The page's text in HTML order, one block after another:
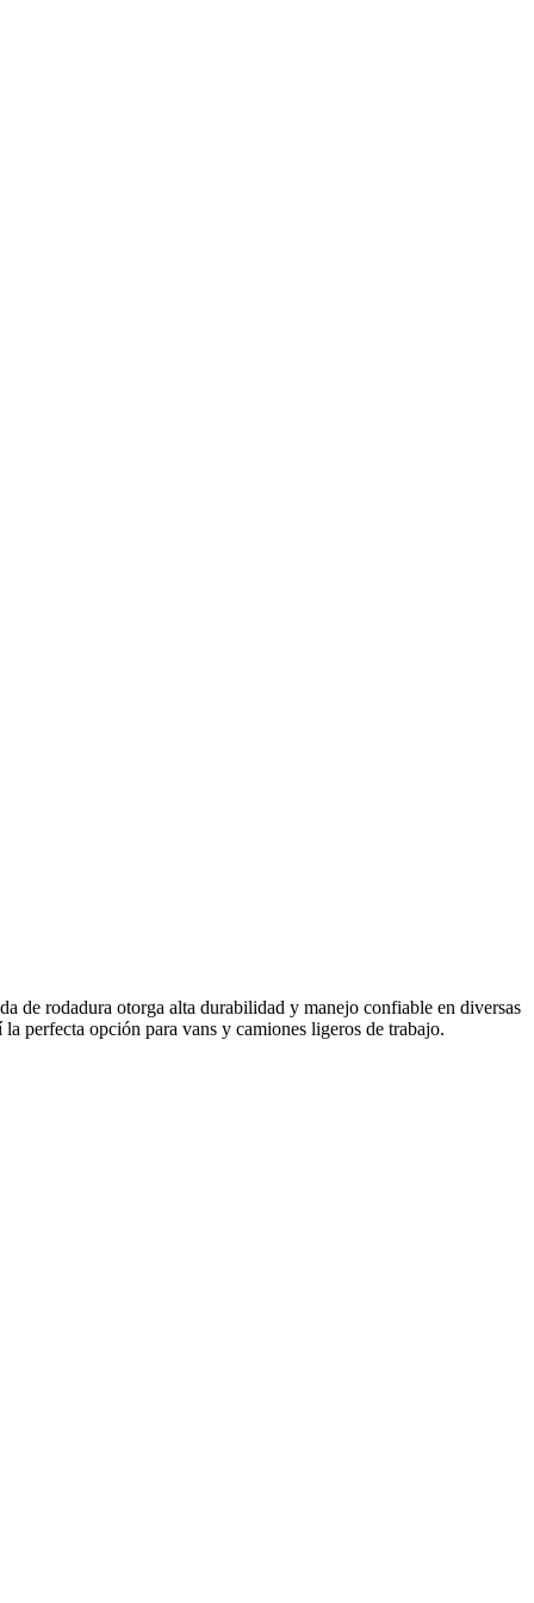
de rodadura otorga alta durabilidad y manejo confiable en diversas
perfecta opción para vans y camiones ligeros de trabajo.